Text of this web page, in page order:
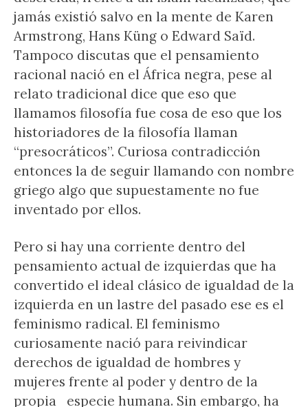
jamás existió salvo en la mente de Karen
Armstrong, Hans Küng o Edward Saïd.
Tampoco discutas que el pensamiento
racional nació en el África negra, pese al
relato tradicional dice que eso que
llamamos filosofía fue cosa de eso que los
historiadores de la filosofía llaman
“presocráticos”. Curiosa contradicción
entonces la de seguir llamando con nombre
griego algo que supuestamente no fue
inventado por ellos.
Pero si hay una corriente dentro del
pensamiento actual de izquierdas que ha
convertido el ideal clásico de igualdad de la
izquierda en un lastre del pasado ese es el
feminismo radical. El feminismo
curiosamente nació para reivindicar
derechos de igualdad de hombres y
mujeres frente al poder y dentro de la
propia especie humana. Sin embargo, ha